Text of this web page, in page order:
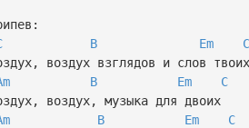
B Em
C
воздух взглядов и слов твоих
B Em
C
воздух, музыка для двоих
B Em
C